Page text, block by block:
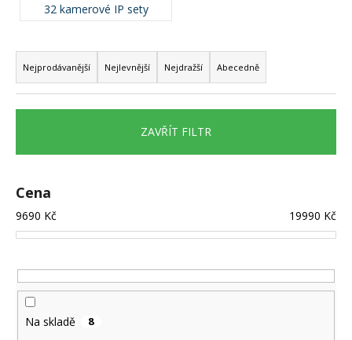
32 kamerové IP sety
Ř
a
z
e
í
r
o
d
k
t
ů
Nejprodávanější Nejlevnější Nejdražší Abecedně
ZAVŘÍT FILTR
Cena
9690 Kč 19990 Kč
Na skladě 8
j
í
t
?
D
p
o